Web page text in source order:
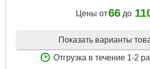
Цены от66 до
Показать варианты
Отгрузка в течение 1-2